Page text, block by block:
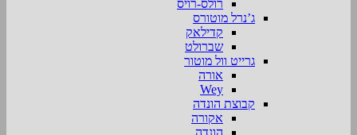
רולס-רויס
ג’נרל מוטורס
קדילאק
שברולט
גרייט וול מוטור
אורה
Wey
קבוצת הונדה
אקורה
הונדה